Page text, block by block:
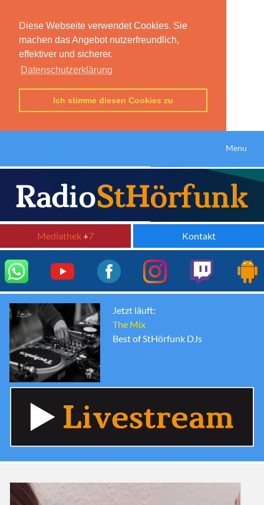
Diese Webseite verwendet Cookies. Sie
machen das Angebot nutzerfreundlich,
effektiver und sicherer.
Datenschutzerklärung
Ich stimme diesen Cookies zu
Menu
Mediathek+7 Kontakt
Jetzt läuft:
The Mix
Best of StHörfunk DJs